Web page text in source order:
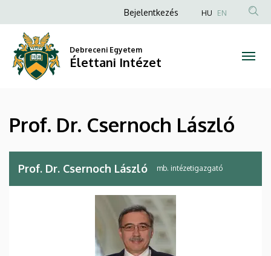
Dr.
Csernoch
László
Élettani
Intézet
a
tartalomra
Anonim
fiók
menüje
Bejelentkezés HU EN
Debreceni Egyetem
Élettani Intézet
Prof. Dr. Csernoch László
Prof. Dr. Csernoch László mb. intézetigazgató